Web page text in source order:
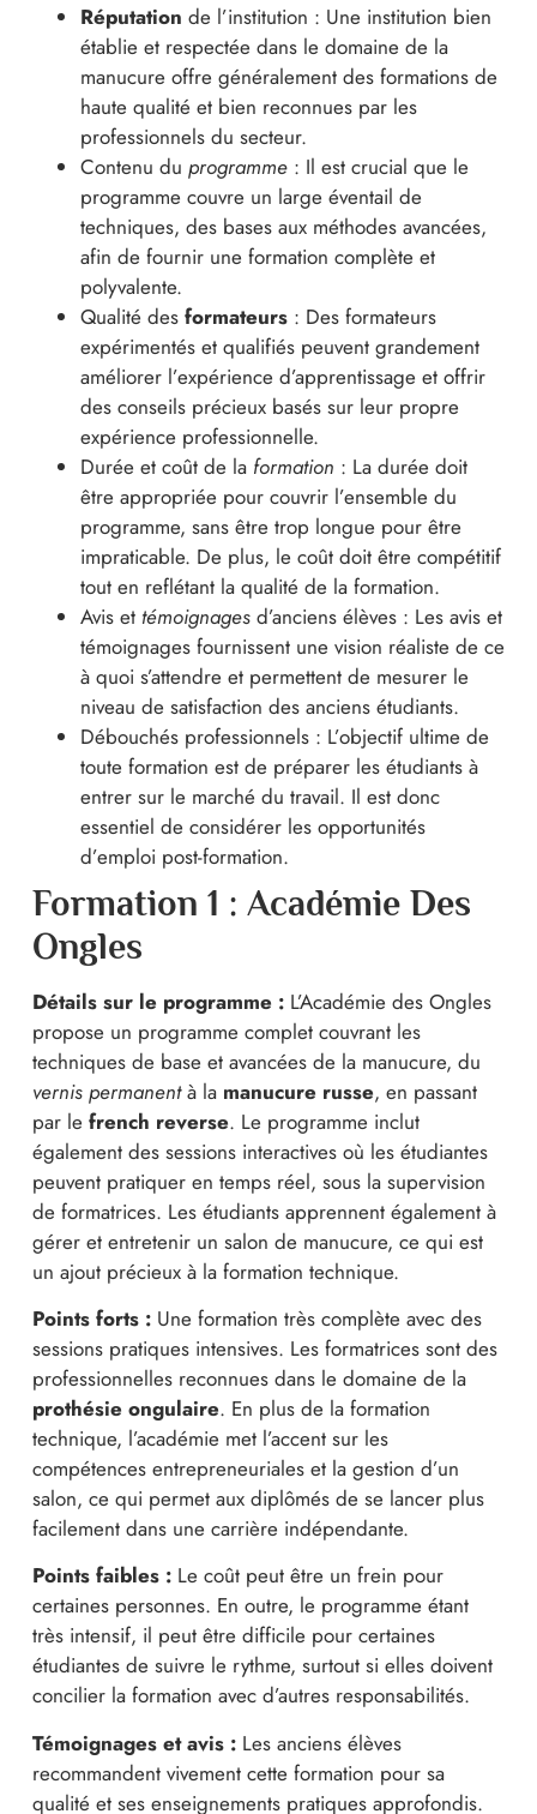
Réputation de l’institution : Une institution bien
établie et respectée dans le domaine de la
manucure offre généralement des formations de
haute qualité et bien reconnues par les
professionnels du secteur.
Contenu du programme : Il est crucial que le
programme couvre un large éventail de
techniques, des bases aux méthodes avancées,
afin de fournir une formation complète et
polyvalente.
Qualité des formateurs : Des formateurs
expérimentés et qualifiés peuvent grandement
améliorer l’expérience d’apprentissage et offrir
des conseils précieux basés sur leur propre
expérience professionnelle.
Durée et coût de la formation : La durée doit
être appropriée pour couvrir l’ensemble du
programme, sans être trop longue pour être
impraticable. De plus, le coût doit être compétitif
tout en reflétant la qualité de la formation.
Avis et témoignages d’anciens élèves : Les avis et
témoignages fournissent une vision réaliste de ce
à quoi s’attendre et permettent de mesurer le
niveau de satisfaction des anciens étudiants.
Débouchés professionnels : L’objectif ultime de
toute formation est de préparer les étudiants à
entrer sur le marché du travail. Il est donc
essentiel de considérer les opportunités
d’emploi post-formation.
Formation 1 : Académie Des
Ongles
Détails sur le programme : L’Académie des Ongles
propose un programme complet couvrant les
techniques de base et avancées de la manucure, du
vernis permanentà la manucure russe, en passant
par le french reverse. Le programme inclut
également des sessions interactives où les étudiantes
peuvent pratiquer en temps réel, sous la supervision
de formatrices. Les étudiants apprennent également à
gérer et entretenir un salon de manucure, ce qui est
un ajout précieux à la formation technique.
Points forts : Une formation très complète avec des
sessions pratiques intensives. Les formatrices sont des
professionnelles reconnues dans le domaine de la
prothésie ongulaire. En plus de la formation
technique, l’académie met l’accent sur les
compétences entrepreneuriales et la gestion d’un
salon, ce qui permet aux diplômés de se lancer plus
facilement dans une carrière indépendante.
Points faibles : Le coût peut être un frein pour
certaines personnes. En outre, le programme étant
très intensif, il peut être difficile pour certaines
étudiantes de suivre le rythme, surtout si elles doivent
concilier la formation avec d’autres responsabilités.
Témoignages et avis : Les anciens élèves
recommandent vivement cette formation pour sa
qualité et ses enseignements pratiques approfondis.